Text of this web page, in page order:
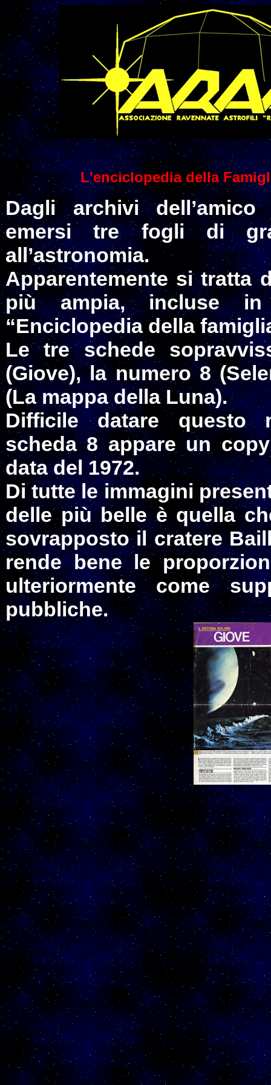
L'enciclopedia della
Dagli archivi
emersi tre fogli di
all’astronomia.
Apparentemente si tratta
più ampia, incluse
“Enciclopedia della
Le tre schede
(Giove), la numero 8
(La mappa della Luna).
Difficile datare questo
scheda 8 appare un
data del 1972.
Di tutte le immagini
delle più belle è quella
sovrapposto il cratere
rende bene le
ulteriormente come
pubbliche.